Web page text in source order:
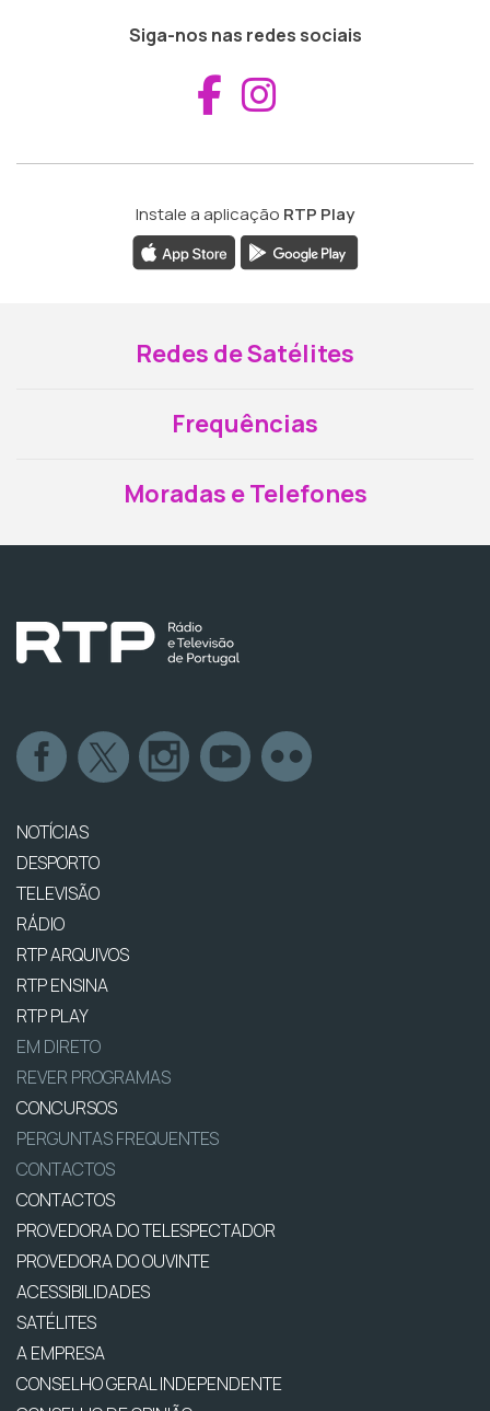
Siga-nos nas redes sociais
Aceder ao
Instale a aplicação RTP Play
Redes de Satélites
Frequências
Moradas e Telefones
NOTÍCIAS
DESPORTO
TELEVISÃO
RÁDIO
RTP ARQUIVOS
RTP ENSINA
RTP PLAY
EM DIRETO
REVER PROGRAMAS
CONCURSOS
PERGUNTAS FREQUENTES
CONTACTOS
CONTACTOS
PROVEDORA DO TELESPECTADOR
PROVEDORA DO OUVINTE
ACESSIBILIDADES
SATÉLITES
A EMPRESA
CONSELHO GERAL INDEPENDENTE